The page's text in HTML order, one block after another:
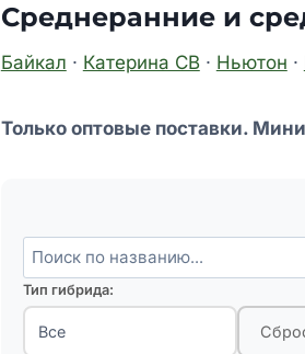
Среднеранние и
Байкал · Катерина СВ· Ньютон ·
Только оптовые поставки.
Тип гибрида: